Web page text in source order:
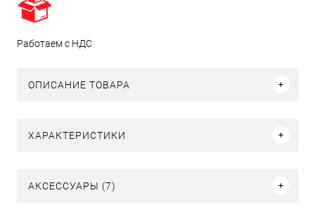
Работаем с НДС
ОПИСАНИЕ ТОВАРА
ХАРАКТЕРИСТИКИ
АКСЕССУАРЫ (7)